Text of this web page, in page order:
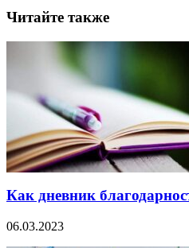
Читайте также
Как дневник
06.03.2023